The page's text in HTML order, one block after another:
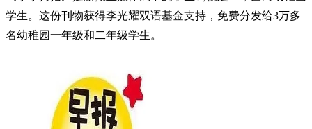
学生。这份刊物获得李光耀双语基金支持，免费分发给3万多
名幼稚园一年级和二年级学生。